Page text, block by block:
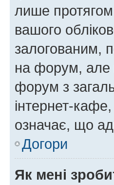
лише протягом
вашого
залогованим,
на форум, але
форум з
інтернет-кафе,
означає, що
Догори
Як мені